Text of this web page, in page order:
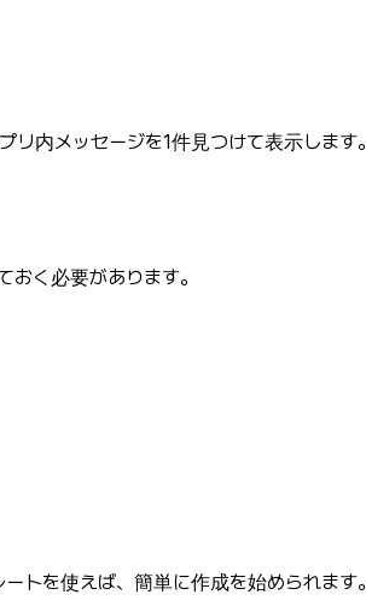
内メッセージを1件見つけて表示します。
おく必要があります。
トを使えば、簡単に作成を始められます。